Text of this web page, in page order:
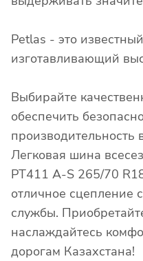
Petlas - это
изготавливающий
Выбирайте
обеспечить
производительность
Легковая шина
PT411 A-S 265/70
отличное сцепление
службы.
наслаждайтесь
дорогам Казахстана!